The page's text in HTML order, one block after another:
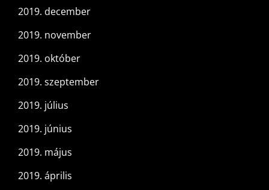
2019. december
2019. november
2019. október
2019. szeptember
2019. július
2019. június
2019. május
2019. április